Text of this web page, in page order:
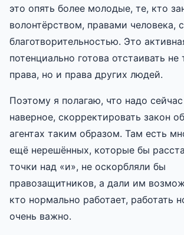
это опять более молодые, те, кто
волонтёрством, правами человека,
благотворительностью. Это
потенциально готова отстаивать не
права, но и права других людей.
Поэтому я полагаю, что надо
наверное, скорректировать закон
агентах таким образом. Там есть
ещё нерешённых, которые бы
точки над «и», не оскорбляли бы
правозащитников, а дали им
кто нормально работает, работать
очень важно.